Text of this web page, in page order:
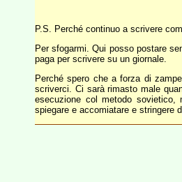
P.S. Perché continuo a scrivere
Per sfogarmi. Qui posso postare
paga per scrivere su un giornale.
Perché spero che a forza di
scriverci. Ci sarà rimasto male
esecuzione col metodo
spiegare e accomiatare e stringere